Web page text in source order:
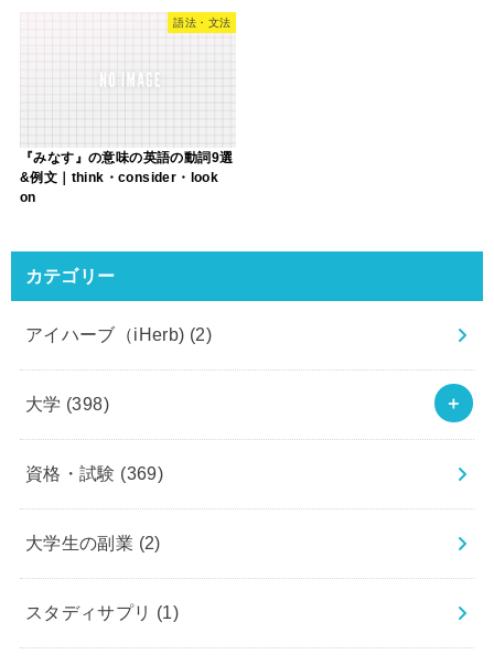
語法・文法
『みなす』の意味の英語の動詞9選
&例文｜think・consider・look
on
カテゴリー
アイハーブ（iHerb) (2)
大学 (398)
資格・試験 (369)
大学生の副業 (2)
スタディサプリ (1)